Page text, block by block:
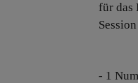
für das
- 1